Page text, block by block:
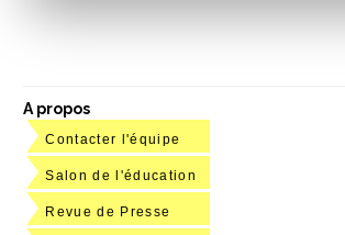
A propos
Contacter l'équipe
Salon de l'éducation
Revue de Presse